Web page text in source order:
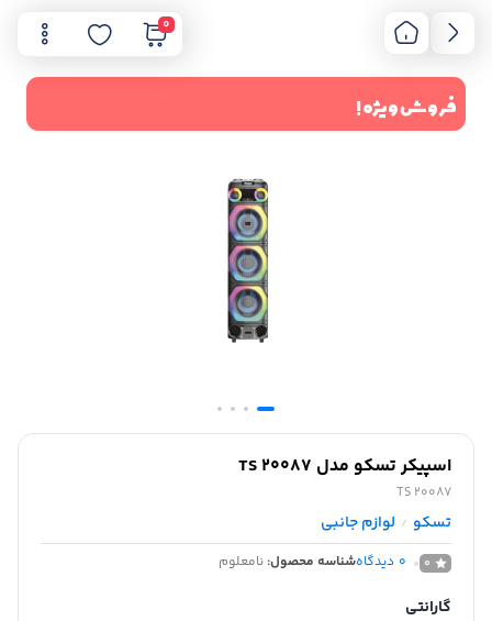
0
فروش ویژه !
اسپیکر تسکو مدل TS 20087
TS 20087
تسکو / لوازم جانبی
0
0 دیدگاهشناسه محصول: نامعلوم
گارانتی